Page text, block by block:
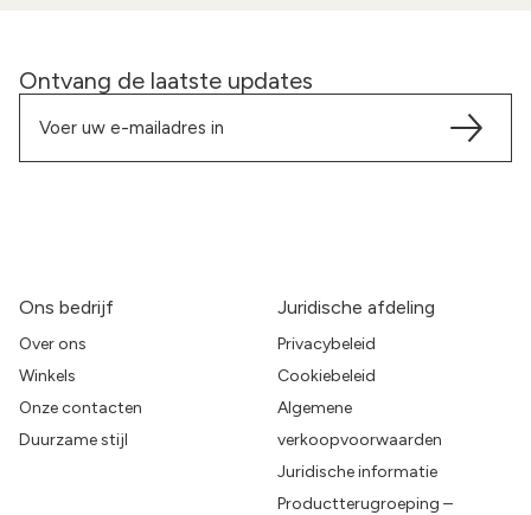
Ontvang de laatste updates
Ons bedrijf
Over ons
Winkels
Onze contacten
Duurzame stijl
Juridische afdeling
Privacybeleid
Cookiebeleid
Algemene
verkoopvoorwaarden
Juridische informatie
Productterugroeping –